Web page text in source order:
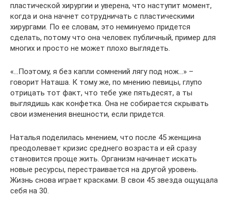
пластической хирургии и уверена, что наступит момент,
когда и она начнет сотрудничать с пластическими
хирургами. По ее словам, это неминуемо придется
сделать, потому что она человек публичный, пример для
многих и просто не может плохо выглядеть.
«…Поэтому, я без капли сомнений лягу под нож…» –
говорит Наташа. К тому же, по мнению певицы, глупо
отрицать тот факт, что тебе уже пятьдесят, а ты
выглядишь как конфетка. Она не собирается скрывать
свои изменения внешности, если придется.
Наталья поделилась мнением, что после 45 женщина
преодолевает кризис среднего возраста и ей сразу
становится проще жить. Организм начинает искать
новые ресурсы, перестраивается на другой уровень.
Жизнь снова играет красками. В свои 45 звезда ощущала
себя на 30.